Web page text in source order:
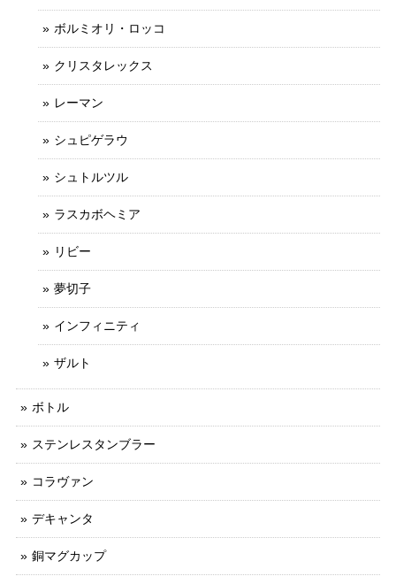
ボルミオリ・ロッコ
クリスタレックス
レーマン
シュピゲラウ
シュトルツル
ラスカボヘミア
リビー
夢切子
インフィニティ
ザルト
ボトル
ステンレスタンブラー
コラヴァン
デキャンタ
銅マグカップ